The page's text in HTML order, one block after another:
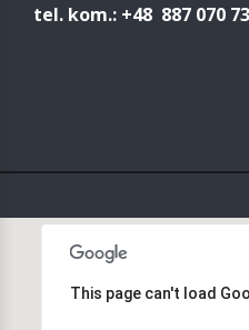
tel. kom.: +48 887 070
This page can't load